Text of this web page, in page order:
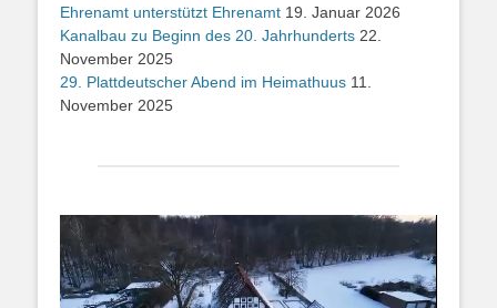
Ehrenamt unterstützt Ehrenamt 19. Januar 2026
Kanalbau zu Beginn des 20. Jahrhunderts 22.
November 2025
29. Plattdeutscher Abend im Heimathuus 11.
November 2025